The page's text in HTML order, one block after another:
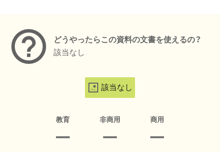
どうやったらこの資料の文書を使えるの？
該当なし
該当なし
教育 非商用 商用